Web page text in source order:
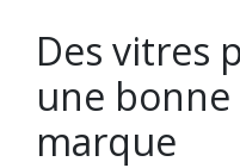
Des vitres
une
marque